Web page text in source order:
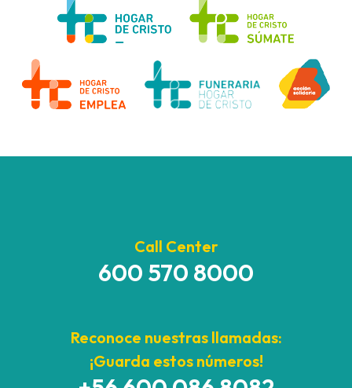
Call Center
600 570 8000
Reconoce nuestras llamadas:
¡Guarda estos números!